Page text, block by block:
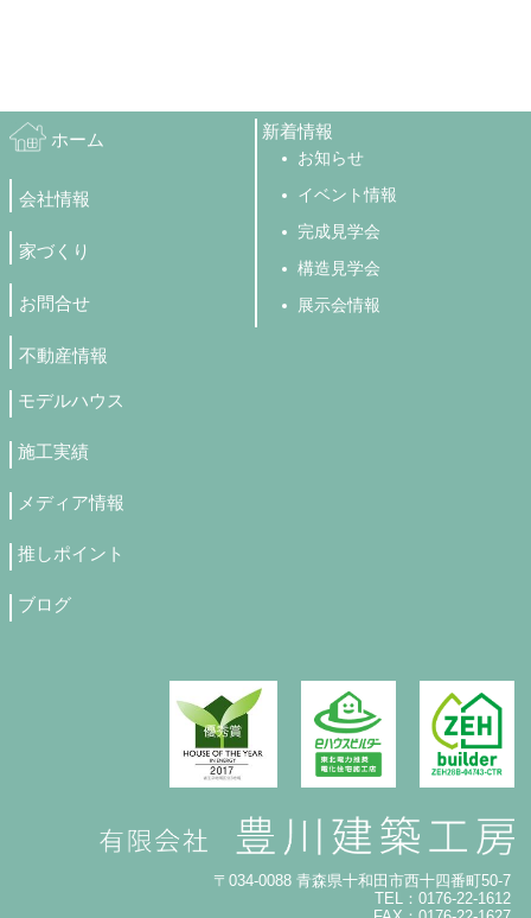
ホーム
会社情報
家づくり
お問合せ
不動産情報
新着情報
お知らせ
イベント情報
完成見学会
構造見学会
展示会情報
モデルハウス
施工実績
メディア情報
推しポイント
ブログ
〒034-0088 青森県十和田市西十四番町50-7
TEL：0176-22-1612